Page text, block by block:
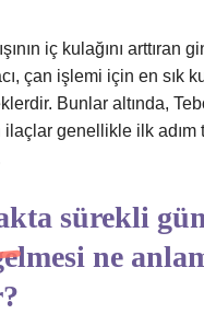
iç kulağını arttıran
çan işlemi için en sık
Bunlar altında,
ilaçlar genellikle ilk adım
sürekli
ne